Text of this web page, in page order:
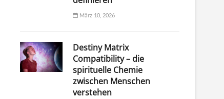
März 10, 2026
Destiny Matrix
Compatibility – die
spirituelle Chemie
zwischen Menschen
verstehen